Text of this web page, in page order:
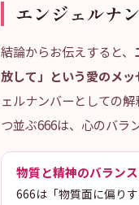
エンジェルナ
結論からお伝えすると、
放して」という愛のメッ
ェルナンバーとしての
つ並ぶ666は、心のバラ
物質と精神のバランス
666は「物質面に偏り